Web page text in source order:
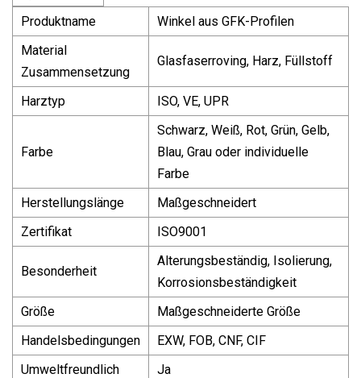
Produktname
Winkel aus GFK-Profilen
Material
Zusammensetzung
Glasfaserroving, Harz, Füllstoff
Harztyp ISO, VE, UPR
Farbe
Schwarz, Weiß, Rot, Grün, Gelb,
Blau, Grau oder individuelle
Farbe
Herstellungslänge
Maßgeschneidert
Zertifikat
ISO9001
Besonderheit
Alterungsbeständig, Isolierung,
Korrosionsbeständigkeit
Größe
Maßgeschneiderte Größe
Handelsbedingungen
EXW, FOB, CNF, CIF
Umweltfreundlich
Ja